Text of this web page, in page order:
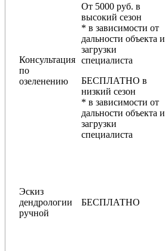
Консультация
по
озеленению
От 5000 руб. в
высокий сезон
* в зависимости от
дальности объекта и
загрузки
специалиста
БЕСПЛАТНО в
низкий сезон
* в зависимости от
дальности объекта и
загрузки
специалиста
Эскиз
дендрологии
ручной
БЕСПЛАТНО